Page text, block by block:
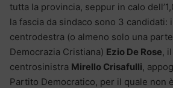
tutta la provincia, seppur in calo
la fascia da sindaco sono 3 candidati:
centrodestra (o almeno solo una
Democrazia Cristiana) Ezio De Rose,
centrosinistra Mirello Crisafulli,
Partito Democratico, per il quale non